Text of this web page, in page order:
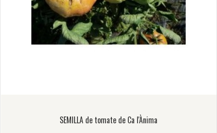
SEMILLA de tomate de Ca l'Ànima